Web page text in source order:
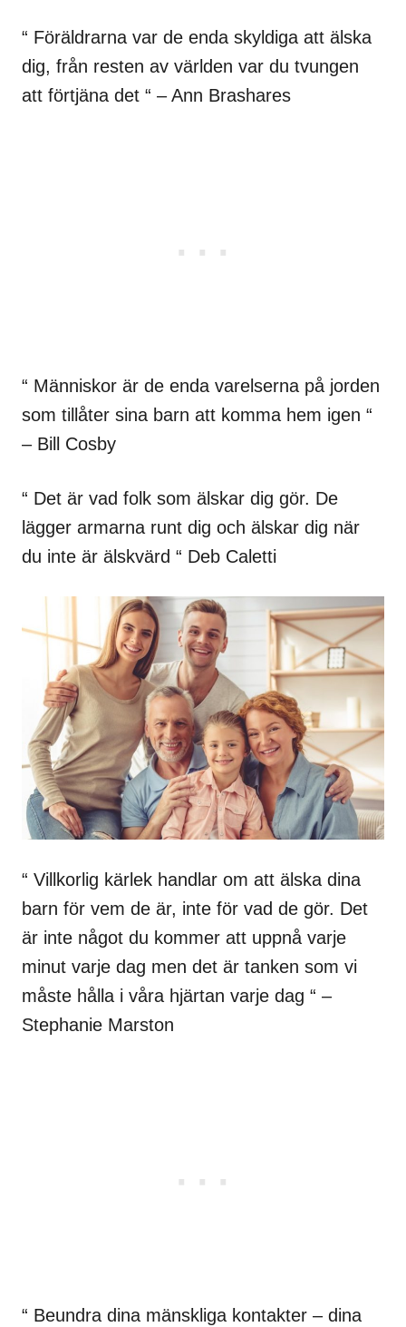
“ Föräldrarna var de enda skyldiga att älska
dig, från resten av världen var du tvungen
att förtjäna det “ – Ann Brashares
“ Människor är de enda varelserna på jorden
som tillåter sina barn att komma hem igen “
– Bill Cosby
“ Det är vad folk som älskar dig gör. De
lägger armarna runt dig och älskar dig när
du inte är älskvärd “ Deb Caletti
“ Villkorlig kärlek handlar om att älska dina
barn för vem de är, inte för vad de gör. Det
är inte något du kommer att uppnå varje
minut varje dag men det är tanken som vi
måste hålla i våra hjärtan varje dag “ –
Stephanie Marston
“ Beundra dina mänskliga kontakter – dina